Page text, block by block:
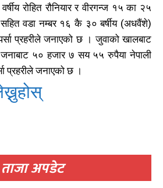
एफएम सुन्नुहोस
एफएम सुन्नुहोस
एफएम सुन्नुहोस
एफएम सुन्नुहोस
ताजा अपडेट
रोहित रौनियार र वीरगन्ज १५ का २५
सहित वडा नम्बर १६ कै ३० बर्षीय (अधवैंशे)
प्रहरीले जनाएको छ । जुवाको खालबाट
५० हजार ७ सय ५५ रुपैया नेपाली
प्रहरीले जनाएको छ ।